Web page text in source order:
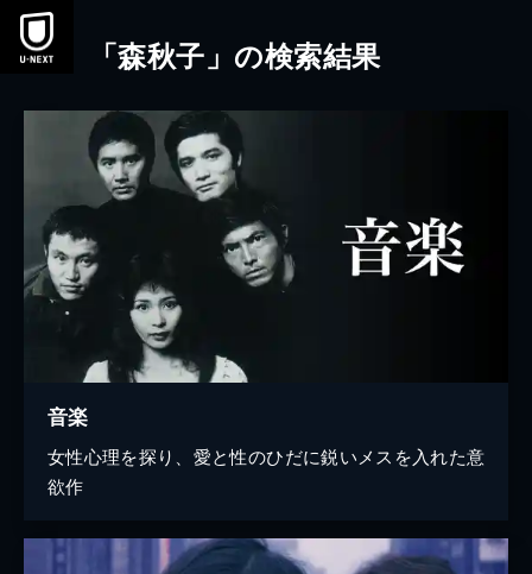
本文へスキップ
「森秋子」の検索結果
音楽
女性心理を探り、愛と性のひだに鋭いメスを入れた意
欲作